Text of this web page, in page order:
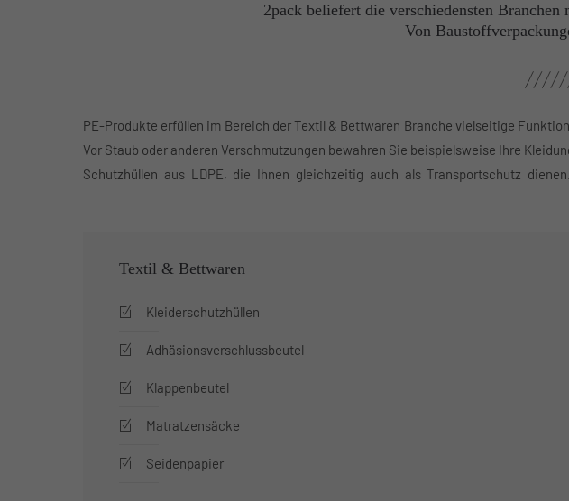
2pack beliefert die verschiedensten
Von
PE-Produkte erfüllen im Bereich der Textil & Bettwaren Branche vielseitige
Vor Staub oder anderen Verschmutzungen bewahren Sie beispielsweise Ihre
Schutzhüllen aus LDPE, die Ihnen gleichzeitig auch als Transportschutz
hoch-transparenten Adhäsionsverschlussbeuteln werden Ihre Produkte
Textil & Bettwaren
Kleiderschutzhüllen
Adhäsionsverschlussbeutel
Klappenbeutel
Matratzensäcke
Seidenpapier